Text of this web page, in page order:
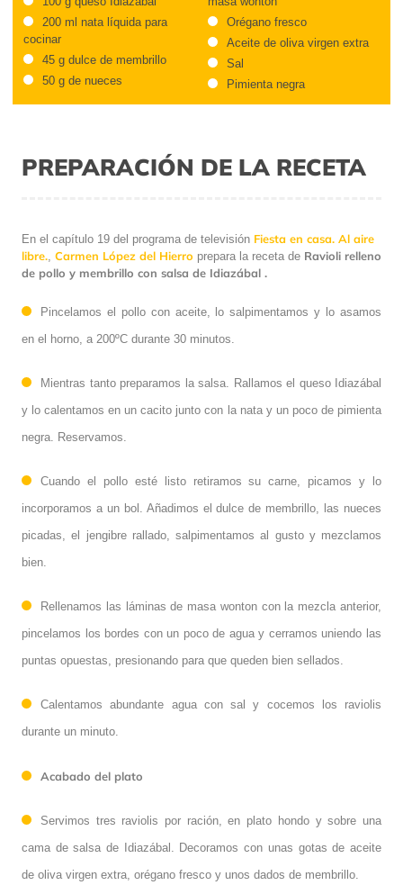
200 ml nata líquida para
cocinar
45 g dulce de membrillo
50 g de nueces
Orégano fresco
Aceite de oliva virgen extra
Sal
Pimienta negra
PREPARACIÓN DE LA RECETA
En el capítulo 19 del programa de televisión Fiesta en casa. Al aire
libre., Carmen López del Hierro prepara la receta de Ravioli relleno
de pollo y membrillo con salsa de Idiazábal .
Pincelamos el pollo con aceite, lo salpimentamos y lo asamos
en el horno, a 200ºC durante 30 minutos.
Mientras tanto preparamos la salsa. Rallamos el queso Idiazábal
y lo calentamos en un cacito junto con la nata y un poco de pimienta
negra. Reservamos.
Cuando el pollo esté listo retiramos su carne, picamos y lo
incorporamos a un bol. Añadimos el dulce de membrillo, las nueces
picadas, el jengibre rallado, salpimentamos al gusto y mezclamos
bien.
Rellenamos las láminas de masa wonton con la mezcla anterior,
pincelamos los bordes con un poco de agua y cerramos uniendo las
puntas opuestas, presionando para que queden bien sellados.
Calentamos abundante agua con sal y cocemos los raviolis
durante un minuto.
Acabado del plato
Servimos tres raviolis por ración, en plato hondo y sobre una
cama de salsa de Idiazábal. Decoramos con unas gotas de aceite
de oliva virgen extra, orégano fresco y unos dados de membrillo.